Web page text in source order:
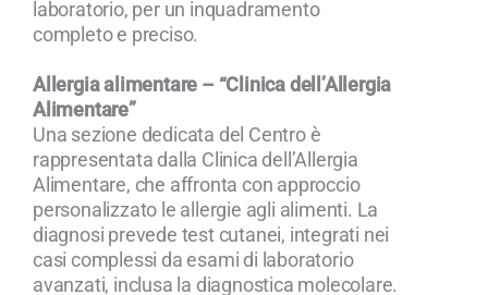
laboratorio, per un inquadramento
completo e preciso.
Allergia alimentare – “Clinica dell’Allergia
Alimentare”
Una sezione dedicata del Centro è
rappresentata dalla Clinica dell’Allergia
Alimentare, che affronta con approccio
personalizzato le allergie agli alimenti. La
diagnosi prevede test cutanei, integrati nei
casi complessi da esami di laboratorio
avanzati, inclusa la diagnostica molecolare.